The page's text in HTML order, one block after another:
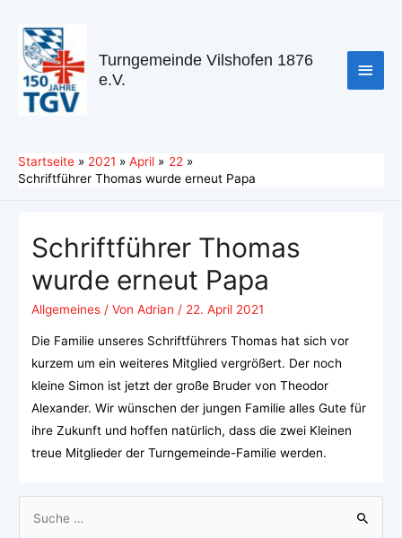
Turngemeinde Vilshofen 1876
e.V.
Startseite 2021 April
22
Schriftführer Thomas wurde erneut Papa
Schriftführer Thomas
wurde erneut Papa
Allgemeines/ Von Adrian / 22. April 2021
Die Familie unseres Schriftführers Thomas hat sich vor
kurzem um ein weiteres Mitglied vergrößert. Der noch
kleine Simon ist jetzt der große Bruder von Theodor
Alexander. Wir wünschen der jungen Familie alles Gute für
ihre Zukunft und hoffen natürlich, dass die zwei Kleinen
treue Mitglieder der Turngemeinde-Familie werden.